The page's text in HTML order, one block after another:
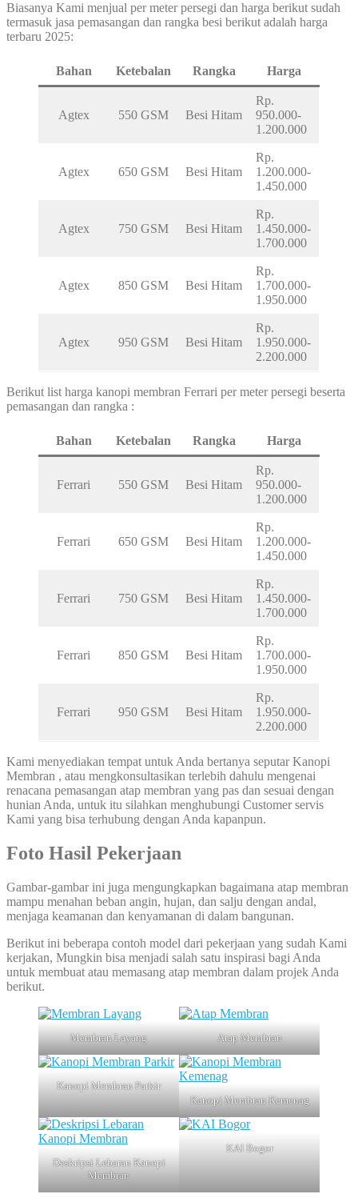
Biasanya Kami menjual per meter persegi dan harga berikut sudah
termasuk jasa pemasangan dan rangka besi berikut adalah harga
terbaru 2025:
Bahan Ketebalan Rangka Harga
Agtex 550 GSM Besi Hitam
Rp.
950.000-
1.200.000
Agtex 650 GSM Besi Hitam
Rp.
1.200.000-
1.450.000
Agtex 750 GSM Besi Hitam
Rp.
1.450.000-
1.700.000
Agtex 850 GSM Besi Hitam
Rp.
1.700.000-
1.950.000
Agtex 950 GSM Besi Hitam
Rp.
1.950.000-
2.200.000
Berikut list harga kanopi membran Ferrari per meter persegi beserta
pemasangan dan rangka :
Bahan Ketebalan Rangka Harga
Ferrari 550 GSM Besi Hitam
Rp.
950.000-
1.200.000
Ferrari 650 GSM Besi Hitam
Rp.
1.200.000-
1.450.000
Ferrari 750 GSM Besi Hitam
Rp.
1.450.000-
1.700.000
Ferrari 850 GSM Besi Hitam
Rp.
1.700.000-
1.950.000
Ferrari 950 GSM Besi Hitam
Rp.
1.950.000-
2.200.000
Kami menyediakan tempat untuk Anda bertanya seputar Kanopi
Membran , atau mengkonsultasikan terlebih dahulu mengenai
renacana pemasangan atap membran yang pas dan sesuai dengan
hunian Anda, untuk itu silahkan menghubungi Customer servis
Kami yang bisa terhubung dengan Anda kapanpun.
Foto Hasil Pekerjaan
Gambar-gambar ini juga mengungkapkan bagaimana atap membran
mampu menahan beban angin, hujan, dan salju dengan andal,
menjaga keamanan dan kenyamanan di dalam bangunan.
Berikut ini beberapa contoh model dari pekerjaan yang sudah Kami
kerjakan, Mungkin bisa menjadi salah satu inspirasi bagi Anda
untuk membuat atau memasang atap membran dalam projek Anda
berikut.
Membran Layang Atap Membran
Kanopi Membran Parkir
Kanopi Membran Kemenag
Deskripsi Lebaran Kanopi
Membran
KAI Bogor